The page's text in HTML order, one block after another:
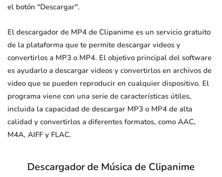
el botón "Descargar".
El descargador de MP4 de Clipanime es un servicio gratuito
de la plataforma que te permite descargar videos y
convertirlos a MP3 o MP4. El objetivo principal del software
es ayudarlo a descargar videos y convertirlos en archivos de
video que se pueden reproducir en cualquier dispositivo. El
programa viene con una serie de características útiles,
incluida la capacidad de descargar MP3 o MP4 de alta
calidad y convertirlos a diferentes formatos, como AAC,
M4A, AIFF y FLAC.
Descargador de Música de Clipanime